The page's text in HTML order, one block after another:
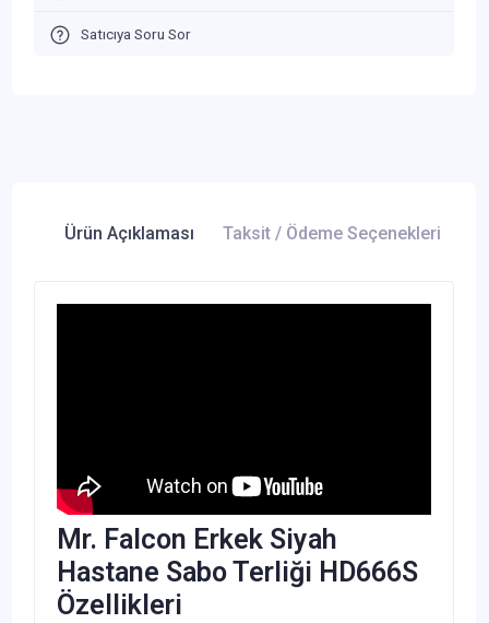
Satıcıya Soru Sor
Ürün Açıklaması Taksit / Ödeme Seçenekleri
Mr. Falcon Erkek Siyah
Hastane Sabo Terliği HD666S
Özellikleri